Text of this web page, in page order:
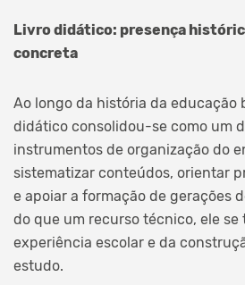
Livro didático: presença
concreta
Ao longo da história da educação
didático consolidou-se como um
instrumentos de organização do
sistematizar conteúdos, orientar
e apoiar a formação de gerações
do que um recurso técnico, ele se
experiência escolar e da
estudo.